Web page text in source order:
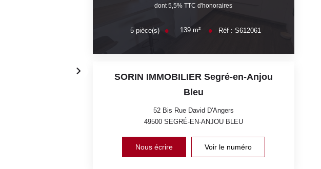
dont 5,5% TTC d'honoraires
5 pièce(s) 139 m² Réf : S612061
SORIN IMMOBILIER Segré-en-Anjou
Bleu
52 Bis Rue David D'Angers
49500 SEGRÉ-EN-ANJOU BLEU
Nous écrire Voir le numéro